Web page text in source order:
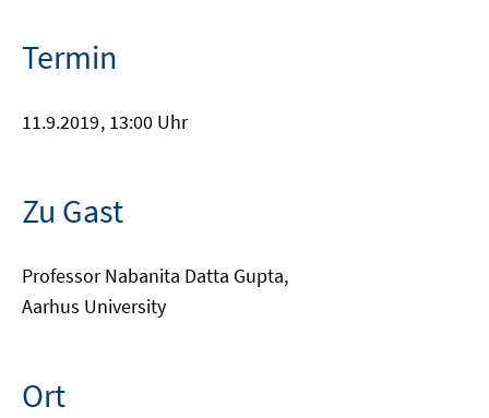
Termin
11.9.2019, 13:00 Uhr
Zu Gast
Professor Nabanita Datta Gupta,
Aarhus University
Ort